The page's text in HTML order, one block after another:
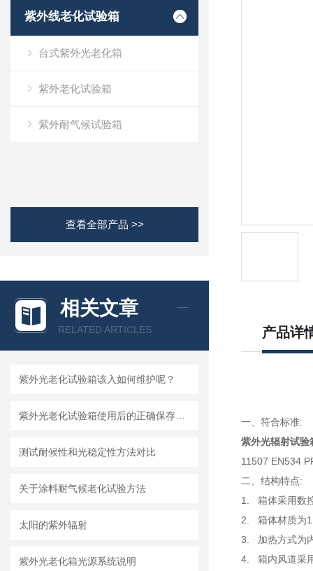
紫外线老化试验箱
台式紫外光老化箱
紫外老化试验箱
紫外耐气候试验箱
查看全部产品 >>
相关文章
RELATED ARTICLES
紫外光老化试验箱该入如何维护呢？
测试耐候性和光稳定性方法对比
关于涂料耐气候老化试验方法
太阳的紫外辐射
紫外光老化箱光源系统说明
产品详
一、符合标准:
紫外光辐射试验
11507 EN534
二、结构特点:
1.
箱体采用数
2.
箱体材质为
3.
加热方式为
4.
箱内风道采